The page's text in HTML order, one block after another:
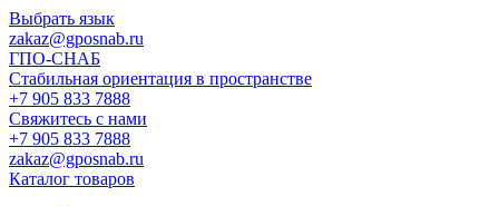
Выбрать язык
zakaz@gposnab.ru
ГПО-СНАБ
Стабильная ориентация в пространстве
+7 905 833 7888
Свяжитесь с нами
+7 905 833 7888
zakaz@gposnab.ru
Каталог товаров